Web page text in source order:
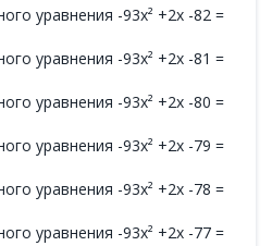
уравнения -93x² +2x -82 =
уравнения -93x² +2x -81 =
уравнения -93x² +2x -80 =
уравнения -93x² +2x -79 =
уравнения -93x² +2x -78 =
уравнения -93x² +2x -77 =